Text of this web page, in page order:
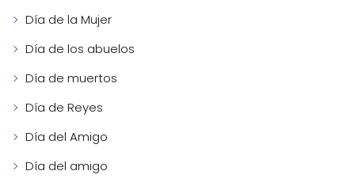
Día de la Mujer
Día de los abuelos
Día de muertos
Día de Reyes
Día del Amigo
Día del amigo